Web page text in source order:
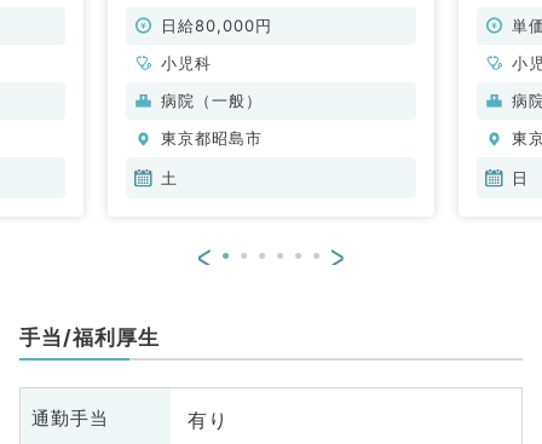
勤） 日給80,000円
小児科
病院（一般）
東京都昭島市
土
整可単
小
病
東
日
< >
手当/福利厚生
通勤手当 有り